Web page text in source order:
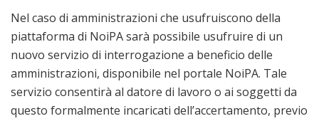
Nel caso di amministrazioni che usufruiscono della
piattaforma di NoiPA sarà possibile usufruire di un
nuovo servizio di interrogazione a beneficio delle
amministrazioni, disponibile nel portale NoiPA. Tale
servizio consentirà al datore di lavoro o ai soggetti da
questo formalmente incaricati dell’accertamento, previo